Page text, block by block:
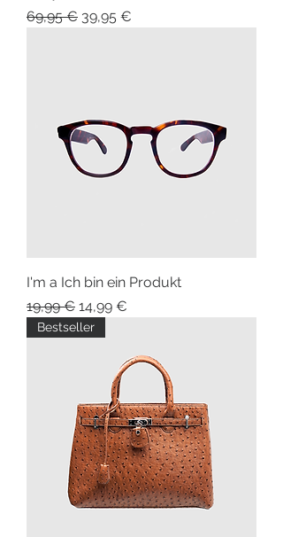
Standardpreis
69,95 € Sale-Preis
39,95 €
I'm a Ich bin ein Produkt
Standardpreis
19,99 € Sale-Preis
14,99 €
Bestseller